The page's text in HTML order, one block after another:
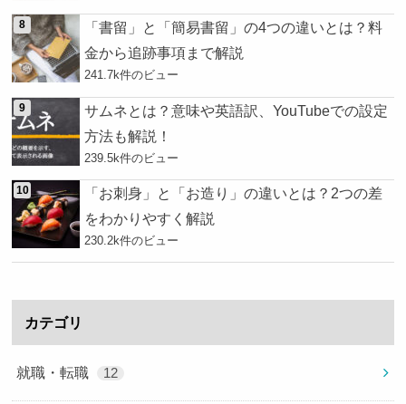
「書留」と「簡易書留」の4つの違いとは？料
金から追跡事項まで解説
241.7k件のビュー
サムネとは？意味や英語訳、YouTubeでの設定
方法も解説！
239.5k件のビュー
「お刺身」と「お造り」の違いとは？2つの差
をわかりやすく解説
230.2k件のビュー
カテゴリ
就職・転職 12